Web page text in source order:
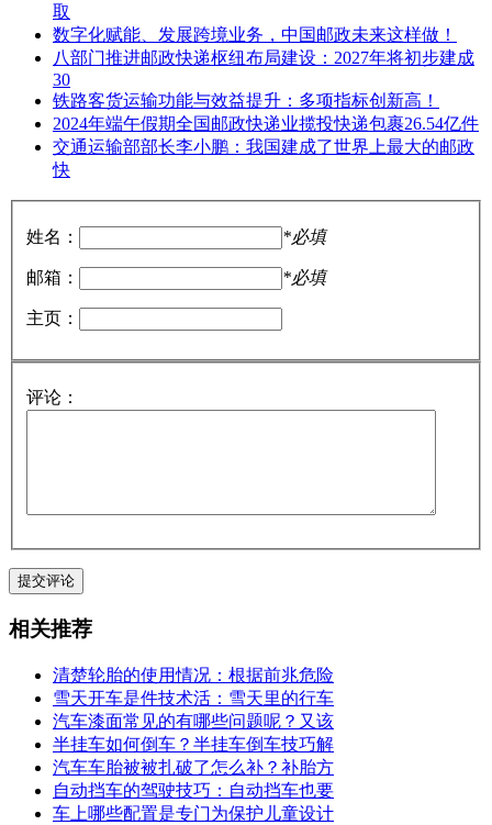
取
数字化赋能、发展跨境业务，中国邮政未来这样做！
八部门推进邮政快递枢纽布局建设：2027年将初步建成
30
铁路客货运输功能与效益提升：多项指标创新高！
2024年端午假期全国邮政快递业揽投快递包裹26.54亿件
交通运输部部长李小鹏：我国建成了世界上最大的邮政
快
姓名： *必填
邮箱： *必填
主页：
评论：
相关推荐
清楚轮胎的使用情况：根据前兆危险
雪天开车是件技术活：雪天里的行车
汽车漆面常见的有哪些问题呢？又该
半挂车如何倒车？半挂车倒车技巧解
汽车车胎被被扎破了怎么补？补胎方
自动挡车的驾驶技巧：自动挡车也要
车上哪些配置是专门为保护儿童设计